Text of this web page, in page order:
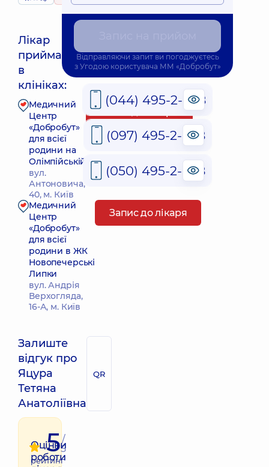
Лікар
приймає
в
клініках:
Найближчий час прийому: Завтра о 08:00
Медичний
Центр
«Добробут»
для всієї
родини на
Олімпійській
вул.
Антоновича,
40, м. Київ
Запис до лікаря
Медичний
Центр
«Добробут»
для всієї
родини в ЖК
Новопечерські
Липки
вул. Андрія
Верхогляда,
16-А, м. Київ
Запис до лікаря
Залиште
відгук про
Яцура
Тетяна
Анатоліївна
QR
Оцінки
роботи
5/
5
рейтинг
Відправляючи запит ви погоджуєтесь
з Угодою користувача ММ «Добробут»
(044) 495-2-888
(097) 495-2-888
(050) 495-2-888